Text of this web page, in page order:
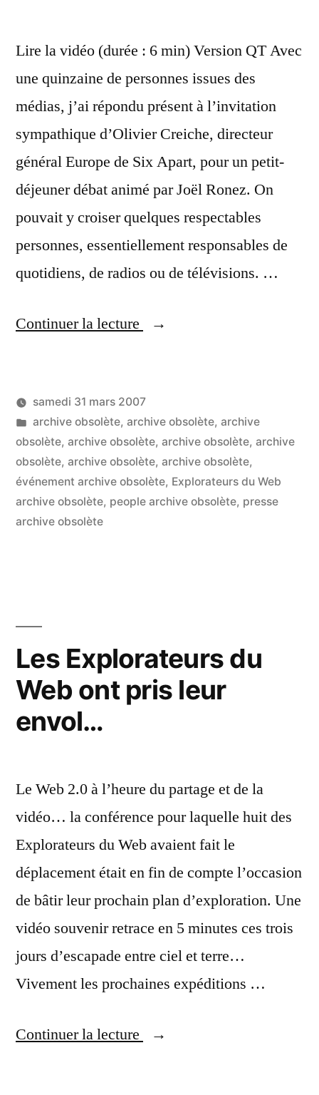
Lire la vidéo (durée : 6 min) Version QT Avec
une quinzaine de personnes issues des
médias, j’ai répondu présent à l’invitation
sympathique d’Olivier Creiche, directeur
général Europe de Six Apart, pour un petit-
déjeuner débat animé par Joël Ronez. On
pouvait y croiser quelques respectables
personnes, essentiellement responsables de
quotidiens, de radios ou de télévisions. …
Continuer la lecture
« Joël
les
outils
communautaires
au
Publié
par
LucL
samedi 31 mars 2007
Publié
dans
archive obsolète, archive obsolète, archive
obsolète, archive obsolète, archive obsolète, archive
obsolète, archive obsolète, archive obsolète,
événement archive obsolète, Explorateurs du Web
archive obsolète, people archive obsolète, presse
archive obsolète
Les Explorateurs du
Web ont pris leur
envol…
Le Web 2.0 à l’heure du partage et de la
vidéo… la conférence pour laquelle huit des
Explorateurs du Web avaient fait le
déplacement était en fin de compte l’occasion
de bâtir leur prochain plan d’exploration. Une
vidéo souvenir retrace en 5 minutes ces trois
jours d’escapade entre ciel et terre…
Vivement les prochaines expéditions …
Continuer la lecture
« Les